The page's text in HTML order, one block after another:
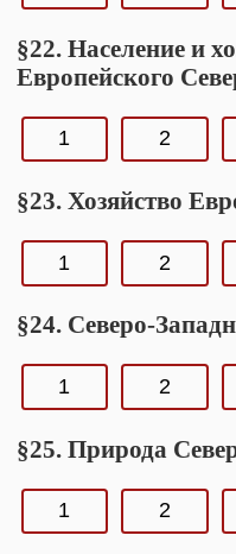
§22. Население и
Европейского
1 2
§23. Хозяйство
1 2
§24. Северо-
1 2
§25. Природа
1 2